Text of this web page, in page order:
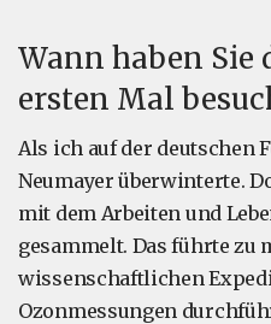
Wann haben
ersten Mal
Als ich auf der deutschen
Neumayer überwinterte.
mit dem Arbeiten und
gesammelt. Das führte zu
wissenschaftlichen
Ozonmessungen